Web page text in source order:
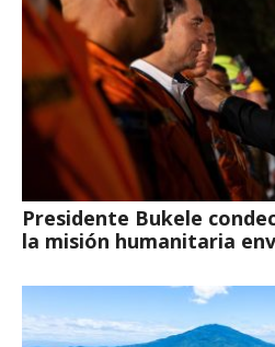
Presidente Bukele
la misión humanitaria